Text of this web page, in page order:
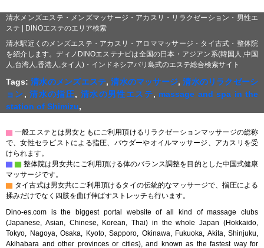
清水メンズエステ・メンズマッサージ・アカスリ・リラクゼーション・男性エ
ステ | DINOエステのエリア検索
清水駅近くのメンズエステ・アカスリ・アロママッサージ・タイ古式・整体院
を紹介します。ディノDINOエステナビは全国の日本・アジアン系(韓国人,中国
人,台湾人,香港人,タイ人)・インドネシアバリ島式のエステ総合検索サイト
Tags:清水のメンズエステ,清水のマッサージ,清水のリラクゼーシ
ョン,清水の指圧, 清水の男性エステ, massage and spa in the
station of Shimizu,
▇ 一般エステとは男女ともにご利用頂けるリラクゼーションマッサージの総称
で、女性セラピストによる指圧、パウダーやオイルマッサージ、アカスリを受
けられます。
▇ ▇ 整体院は男女共にご利用頂ける体のバランス調整を目的とした中国式健康
マッサージです。
▇ タイ古式は男女共にご利用頂けるタイの伝統的なマッサージで、指圧による
揉みだけでなく四肢を曲げ伸ばすストレッチも行います。
Dino-es.com is the biggest portal website of all kind of massage clubs
(Japanese, Asian, Chinese, Korean, Thai) in the whole Japan (Hokkaido,
Tokyo, Nagoya, Osaka, Kyoto, Sapporo, Okinawa, Fukuoka, Akita, Shinjuku,
Akihabara and other provinces or cities), and known as the fastest way for